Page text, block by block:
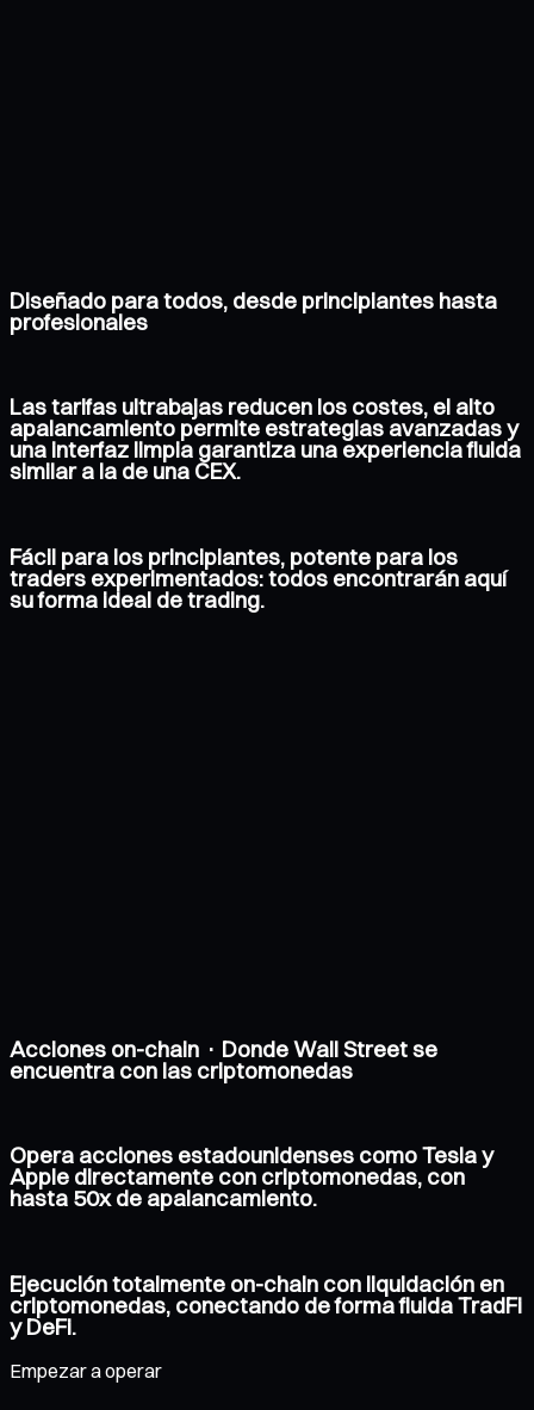
Diseñado para todos, desde principiantes hasta
profesionales
Las tarifas ultrabajas reducen los costes, el alto
apalancamiento permite estrategias avanzadas y
una interfaz limpia garantiza una experiencia fluida
similar a la de una CEX.
Fácil para los principiantes, potente para los
traders experimentados: todos encontrarán aquí
su forma ideal de trading.
Acciones on-chain · Donde Wall Street se
encuentra con las criptomonedas
Opera acciones estadounidenses como Tesla y
Apple directamente con criptomonedas, con
hasta 50x de apalancamiento.
Ejecución totalmente on-chain con liquidación en
criptomonedas, conectando de forma fluida TradFi
y DeFi.
Empezar a operar